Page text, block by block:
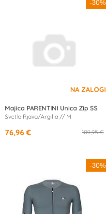
-30%
Majica PARENTINI Unica Zip SS
Svetlo Rjava/Argilla // M
109,95 €
76,96 €
/mesec
-30%